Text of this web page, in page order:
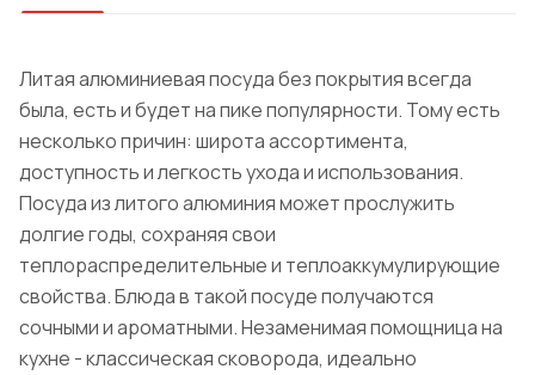
Литая алюминиевая посуда без покрытия всегда
была, есть и будет на пике популярности. Тому есть
несколько причин: широта ассортимента,
доступность и легкость ухода и использования.
Посуда из литого алюминия может прослужить
долгие годы, сохраняя свои
теплораспределительные и теплоаккумулирующие
свойства. Блюда в такой посуде получаются
сочными и ароматными. Незаменимая помощница на
кухне - классическая сковорода, идеально